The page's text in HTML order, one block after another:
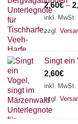
2,60€–
inkl. MwSt.
zzgl.
Singt ein
2,60€
inkl. MwSt.
zzgl.